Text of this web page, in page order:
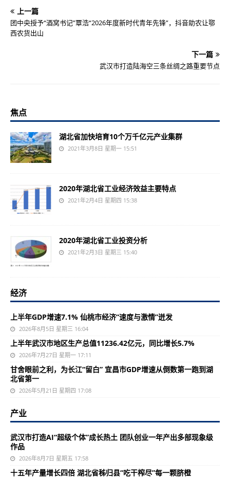
上一篇
团中央授予“酒窝书记”覃浩“2026年度新时代青年先锋”，抖音助农让鄂
西农货出山
下一篇
武汉市打造陆海空三条丝绸之路重要节点
焦点
湖北省加快培育10个万千亿元产业集群
2021年3月8日 星期一 15:51
2020年湖北省工业经济效益主要特点
2021年2月4日 星期四 15:38
2020年湖北省工业投资分析
2021年2月3日 星期三 15:40
经济
上半年GDP增速7.1% 仙桃市经济“速度与激情”迸发
2026年8月5日 星期三 16:04
上半年武汉市地区生产总值11236.42亿元，同比增长5.7%
2026年7月27日 星期一 17:11
甘舍眼前之利，为长江“留白” 宜昌市GDP增速从倒数第一跑到湖
北省第一
2026年5月21日 星期四 17:08
产业
武汉市打造AI“超级个体”成长热土 团队创业一年产出多部现象级
作品
2026年8月7日 星期五 17:58
十五年产量增长四倍 湖北省秭归县“吃干榨尽”每一颗脐橙